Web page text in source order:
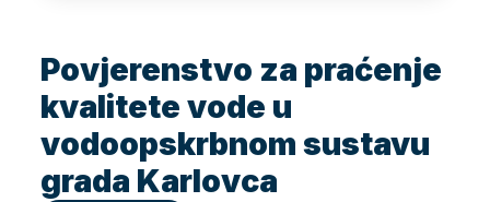
Povjerenstvo za praćenje
kvalitete vode u
vodoopskrbnom sustavu
grada Karlovca